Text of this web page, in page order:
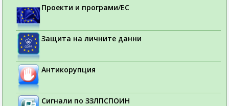
Проекти и програми/ЕС
Защита на личните данни
Антикорупция
Сигнали по ЗЗЛПСПОИН